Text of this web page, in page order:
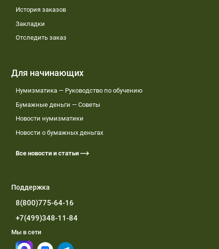
История заказов
Закладки
Отследить заказ
Для начинающих
Нумизматика — Руководство по обучению
Бумажные деньги — Советы
Новости нумизматики
Новости о бумажных деньгах
Все новости и статьи
Поддержка
8(800)775-64-16
+7(499)348-11-84
Мы в сети